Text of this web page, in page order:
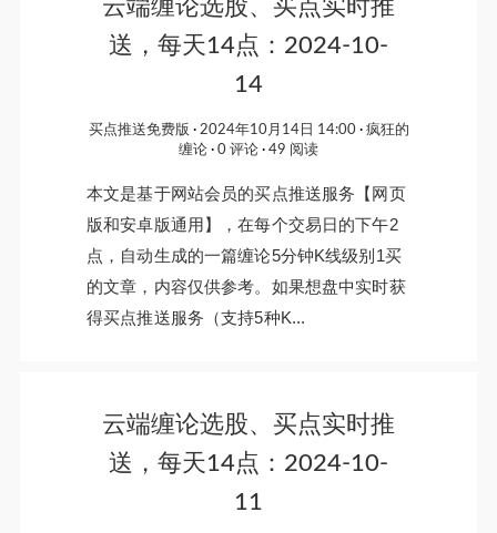
云端缠论选股、买点实时推
送，每天14点：2024-10-
14
买点推送免费版 2024年10月14日 14:00
疯狂的
缠论
0 评论 49 阅读
本文是基于网站会员的买点推送服务【网页
版和安卓版通用】，在每个交易日的下午2
点，自动生成的一篇缠论5分钟K线级别1买
的文章，内容仅供参考。如果想盘中实时获
得买点推送服务（支持5种K...
云端缠论选股、买点实时推
送，每天14点：2024-10-
11